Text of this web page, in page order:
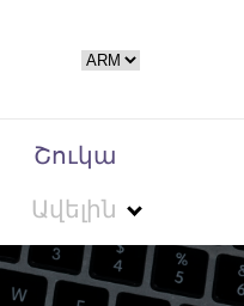
Շուկա
Ավելին